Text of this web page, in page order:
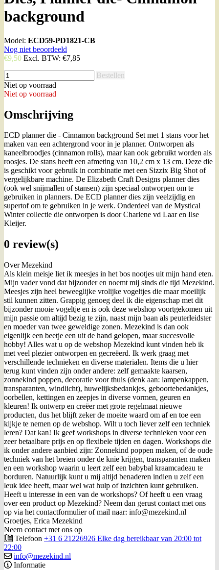
background
Model: ECD59-PD1821-CB
Nog niet beoordeeld
€9,50 Excl. BTW: €7,85
Bestellen
Niet op voorraad
Niet op voorraad
Omschrijving
ECD planner die - Cinnamon background Set met 1 stans voor het
maken van een achtergrond voor in je planner. Ontworpen als
kaneelbroodjes (cinnamon rolls), maar kan ook gebruikt worden als
roosjes. De stans heeft een afmeting van 10,2 cm x 13 cm. Deze die
is geschikt voor gebruik in combinatie met een Sizzix Big Shot of
vergelijkbare machine. De Elizabeth Craft Designs planner dies
(ook wel snijmallen of stansen) zijn speciaal ontworpen om te
gebruiken in planners. De ECD planner dies zijn veelzijdig en
supertof om te gebruiken in je werk. Onderdeel van de Mystical
Winter collectie die ontworpen is door Charlene vd Laar en Ilse
Kleijer.
0 review(s)
Over Mezekind
Als klein meisje liet ik meesjes in het bos nootjes uit mijn hand eten.
Mijn vader vond dat bijzonder en noemt mij sinds die tijd Mezekind.
Meesjes zijn heel beweeglijke vrolijke vogeltjes die maar moeilijk
stil kunnen zitten. Grappig genoeg deel ik die eigenschap met dit
bijzonder mooie vogeltje en is ook deze webshop voortgekomen uit
mijn passie om altijd bezig te zijn, naast mijn baan als peuterleidster
en moeder van twee geweldige zonen. Mezekind is dan ook
eigenlijk een beetje een uit de hand gelopen, maar succesvolle
hobby! Alles wat u op de webshop Mezekind kunt vinden heb ik
met veel plezier ontworpen en gecreëerd. Ik werk graag met
verschillende technieken en diverse materialen. Items die u hier
terug kunt vinden zijn onder andere: zelf gemaakte kaarsen,
zonnekind poppen, decoratie voor thuis (denk aan: lampenkappen,
transparanten, windlicht), huwelijksbedankjes, geboortebedankjes,
oorbellen, kettingen en zeepjes in diverse vormen, geuren en
kleuren! Ik ontwerp en creëer met grote regelmaat nieuwe
producten, dus het blijft zeker de moeite waard om af en toe een
kijkje te nemen op de webshop. Wilt u toch liever zelf een techniek
leren? Dat kan! Ik geef workshops in diverse technieken voor een
zeer betaalbare prijs en op flexibele tijden en dagen. Workshops die
ik onder andere aanbied zijn: Zonnekind poppen maken, of de oude
techniek van het breien onder de knie krijgen, transparanten maken
en een workshop waarin u leert zelf een babybal kraamcadeau te
borduren. Natuurlijk kunt u mij altijd benaderen indien u zelf een
leuk idee heeft, maar wel wat hulp of inzichten kunt gebruiken.
Heeft u interesse in een van de workshops? Of heeft u een vraag
over een product op Mezekind? Neem dan gerust contact met ons
op via het contactformulier of mail naar: info@mezekind.nl
Groetjes, Erica Mezekind
Neem contact met ons op
Telefoon +31 6 21226926 Elke dag bereikbaar van 20:00 tot
22:00
info@mezekind.nl
Informatie